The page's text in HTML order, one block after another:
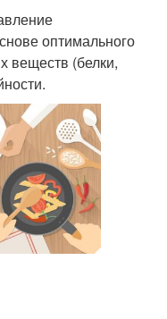
оптимального
веществ (белки,